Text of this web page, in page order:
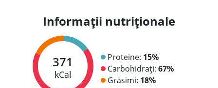
Informații nutriționale
371
kCal
Proteine: 15%
Carbohidrați: 67%
Grăsimi: 18%